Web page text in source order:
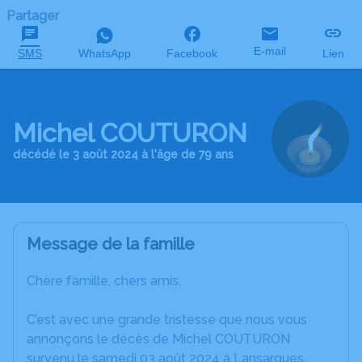
Partager
SMS WhatsApp Facebook E-mail Lien
Michel COUTURON
décédé le 3 août 2024 à l'âge de 79 ans
Message de la famille
Chère famille, chers amis,
C’est avec une grande tristesse que nous vous
annonçons le décès de Michel COUTURON
survenu le samedi 03 août 2024 à Lansargues.